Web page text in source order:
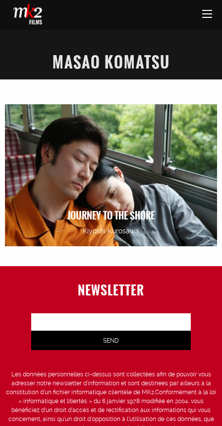
MASAO KOMATSU
JOURNEY TO THE SHORE
Kiyoshi Kurosawa
NEWSLETTER
Les données personnelles ci-dessus sont collectées afin de pouvoir vous
adresser notre newsletter d’information et sont destinées par ailleurs à la
constitution d’un fichier informatique clientèle de MK2.Conformément à la loi
« informatique et libertés » du 6 janvier 1978 modifiée en 2004, vous
bénéficiez d’un droit d’accès et de rectification aux informations qui vous
concernent, ainsi qu’un droit d’opposition à l’utilisation de ces données, que